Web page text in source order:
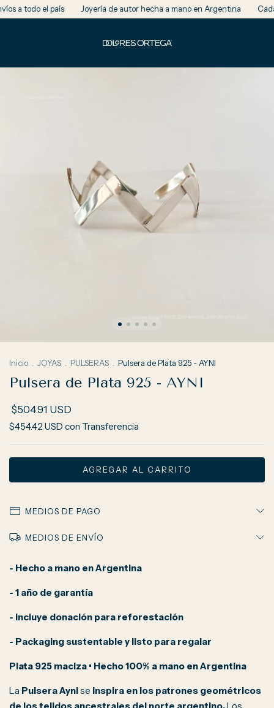
a todo el país Joyería de autor hecha a mano en Argentina Cada
Inicio JOYAS PULSERAS Pulsera de Plata 925 - AYNI
Pulsera de Plata 925 - AYNI
$504.91 USD
$454.42 USD con Transferencia
MEDIOS DE PAGO
MEDIOS DE ENVÍO
- Hecho a mano en Argentina
- 1 año de garantía
- Incluye donación para reforestación
- Packaging sustentable y listo para regalar
Plata 925 maciza • Hecho 100% a mano en Argentina
La Pulsera Aynise inspira en los patrones geométricos